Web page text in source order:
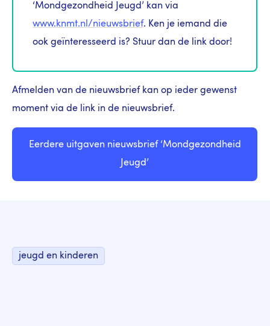
‘Mondgezondheid Jeugd’ kan via
www.knmt.nl/nieuwsbrief. Ken je iemand die
ook geïnteresseerd is? Stuur dan de link door!
Afmelden van de nieuwsbrief kan op ieder gewenst
moment via de link in de nieuwsbrief.
Eerdere uitgaven nieuwsbrief ‘Mondgezondheid
Jeugd’
jeugd en kinderen